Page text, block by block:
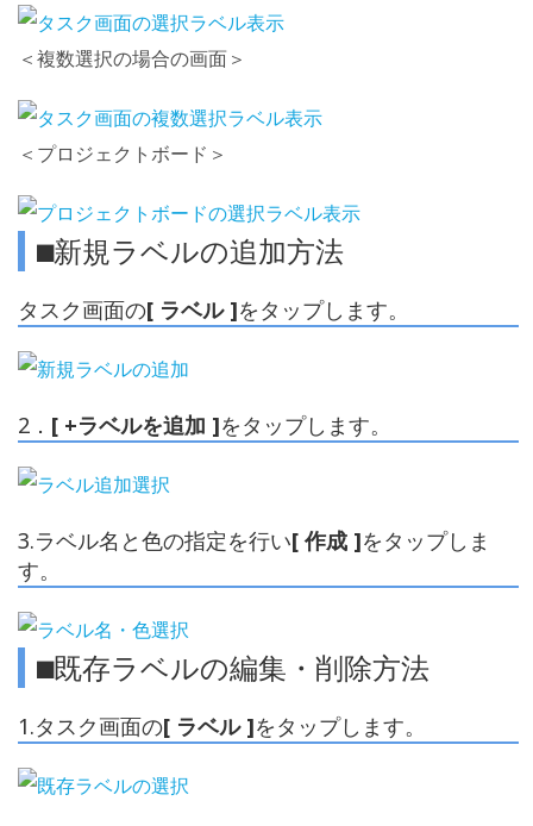
＜複数選択の場合の画面＞
＜プロジェクトボード＞
⬛︎新規ラベルの追加方法
タスク画面の[ ラベル ]をタップします。
2． [ +ラベルを追加 ]をタップします。
3.ラベル名と色の指定を行い[ 作成 ]をタップしま
す。
⬛︎既存ラベルの編集・削除方法
1.タスク画面の[ ラベル ]をタップします。